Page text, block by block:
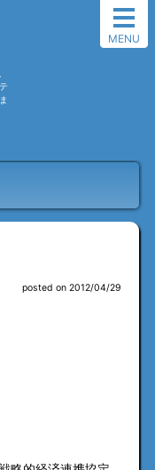
MENU
posted on 2012/04/29